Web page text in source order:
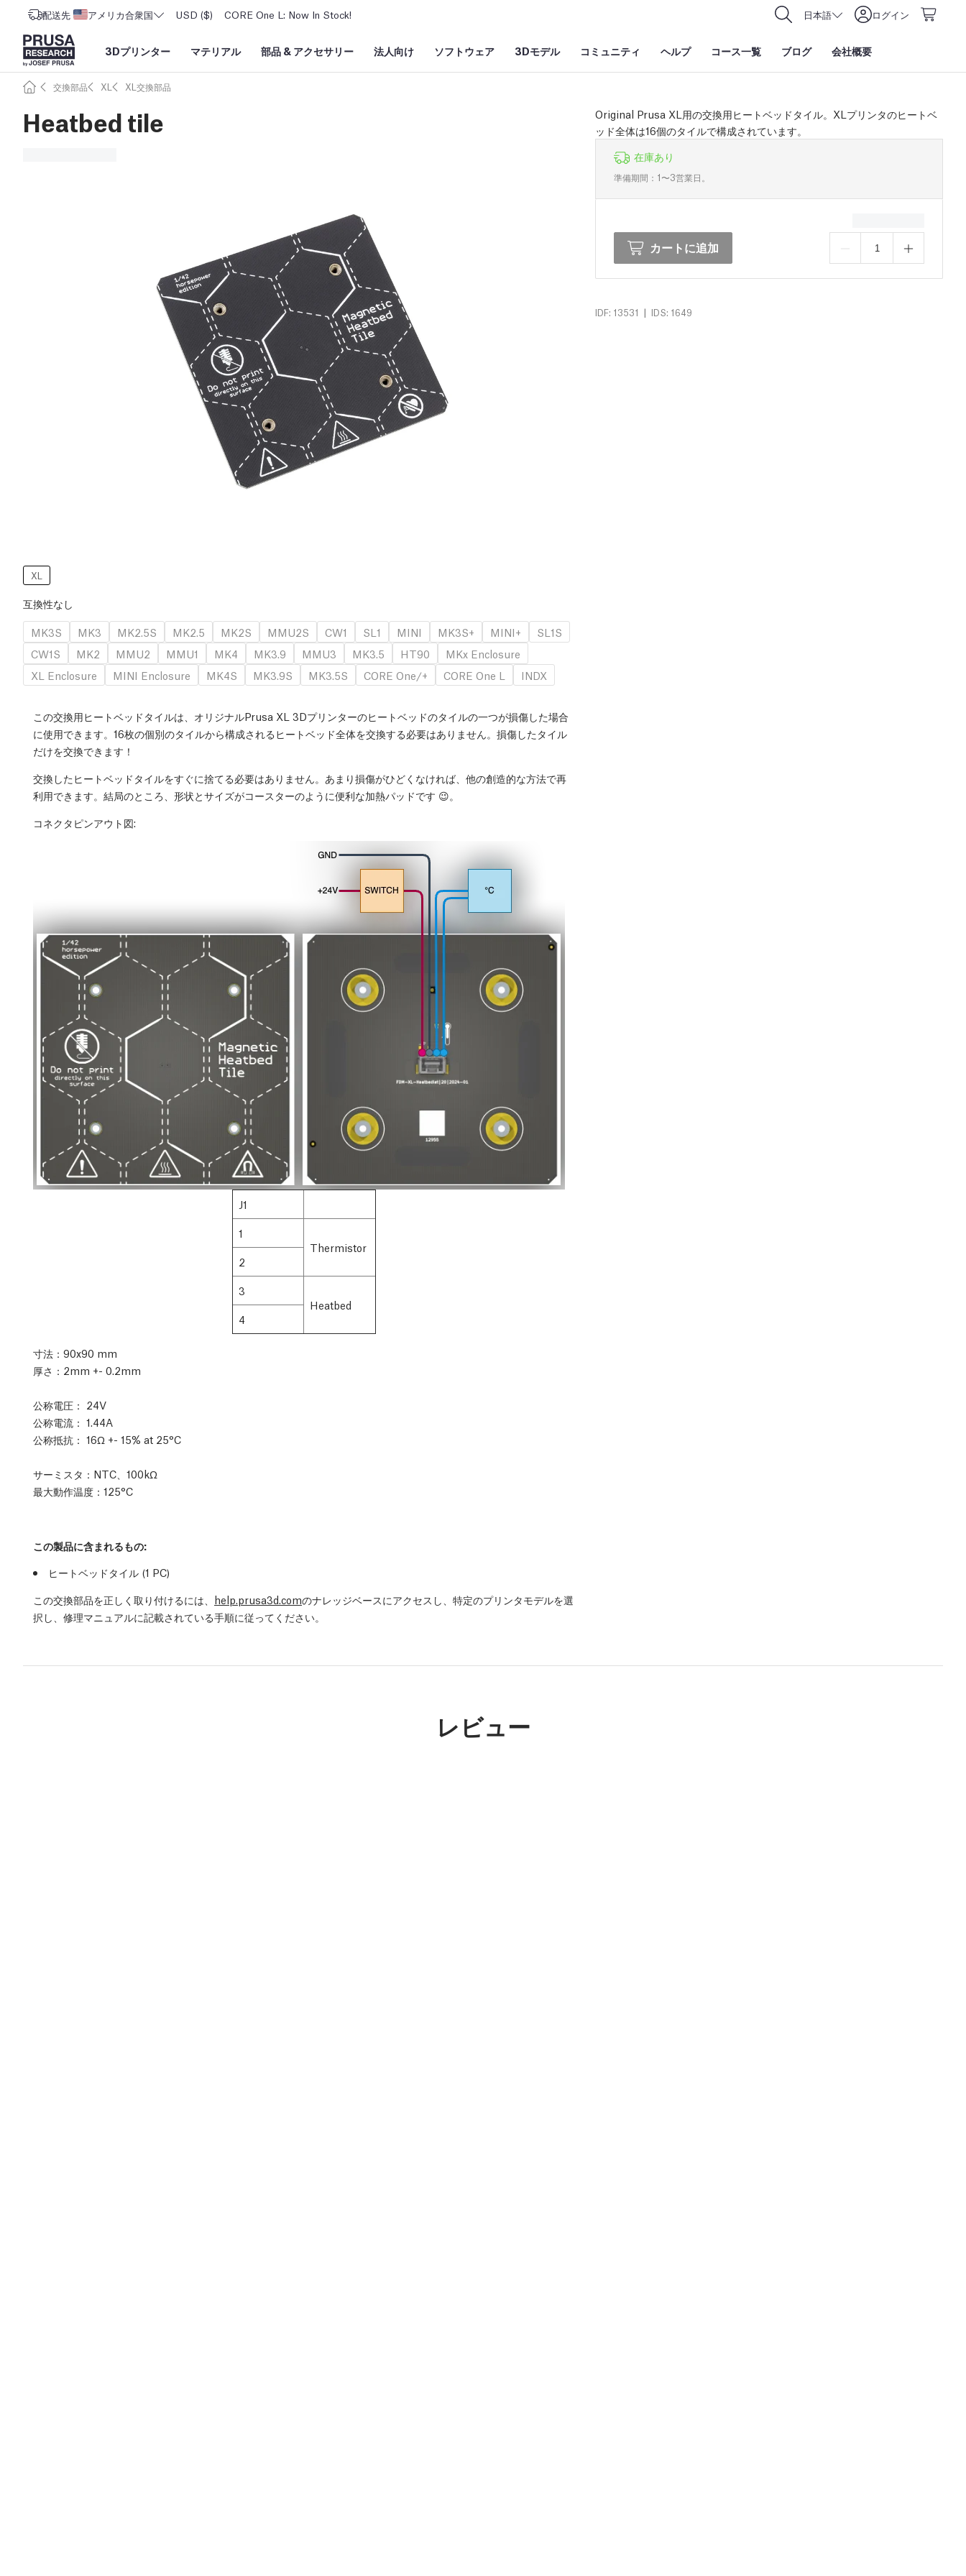
配送先 アメリカ合衆国 USD ($) CORE One L: Now In Stock! 日本語 ログイン
3Dプリンター マテリアル 部品 & アクセサリー 法人向け ソフトウェア 3Dモデル コミュニティ ヘルプ コース一覧 ブログ 会社概要
交換部品 XL XL交換部品
Heatbed tile
Original Prusa XL用の交換用ヒートベッドタイル。XLプリンタのヒートベ
ッド全体は16個のタイルで構成されています。
在庫あり
準備期間：1〜3営業日。
カートに追加
IDF: 13531 | IDS: 1649
XL
互換性なし
MK3S
MK3 MK2.5S MK2.5 MK2S MMU2S CW1 SL1 MINI MK3S+ MINI+
SL1S
CW1S
MK2 MMU2 MMU1 MK4 MK3.9 MMU3 MK3.5 HT90
MKx Enclosure
XL Enclosure
MINI Enclosure MK4S MK3.9S MK3.5S CORE One/+ CORE One L INDX
この交換用ヒートベッドタイルは、オリジナルPrusa XL 3Dプリンターのヒートベッドのタイルの一つが損傷した場合
に使用できます。16枚の個別のタイルから構成されるヒートベッド全体を交換する必要はありません。損傷したタイル
だけを交換できます！
交換したヒートベッドタイルをすぐに捨てる必要はありません。あまり損傷がひどくなければ、他の創造的な方法で再
利用できます。結局のところ、形状とサイズがコースターのように便利な加熱パッドです 😉。
コネクタピンアウト図:
J1
1
Thermistor
2
3
Heatbed
4
寸法：90x90 mm
厚さ：2mm +- 0.2mm
公称電圧： 24V
公称電流： 1.44A
公称抵抗： 16Ω +- 15% at 25°C
サーミスタ：NTC、100kΩ
最大動作温度：125°C
この製品に含まれるもの:
ヒートベッドタイル (1 PC)
この交換部品を正しく取り付けるには、 help.prusa3d.comのナレッジベースにアクセスし、特定のプリンタモデルを選
択し、修理マニュアルに記載されている手順に従ってください。
レビュー